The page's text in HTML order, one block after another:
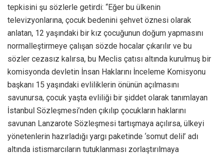
tepkisini şu sözlerle getirdi: “Eğer bu ülkenin
televizyonlarına, çocuk bedenini şehvet öznesi olarak
anlatan, 12 yaşındaki bir kız çocuğunun doğum yapmasını
normalleştirmeye çalışan sözde hocalar çıkarılır ve bu
sözler cezasız kalırsa, bu Meclis çatısı altında kurulmuş bir
komisyonda devletin İnsan Haklarını İnceleme Komisyonu
başkanı 15 yaşındaki evliliklerin önünün açılmasını
savunursa, çocuk yaşta evliliği bir şiddet olarak tanımlayan
İstanbul Sözleşmesi’nden çıkılıp çocukların haklarını
savunan Lanzarote Sözleşmesi tartışmaya açılırsa, ülkeyi
yönetenlerin hazırladığı yargı paketinde ‘somut delil’ adı
altında istismarcıların tutuklanması zorlaştırılmaya